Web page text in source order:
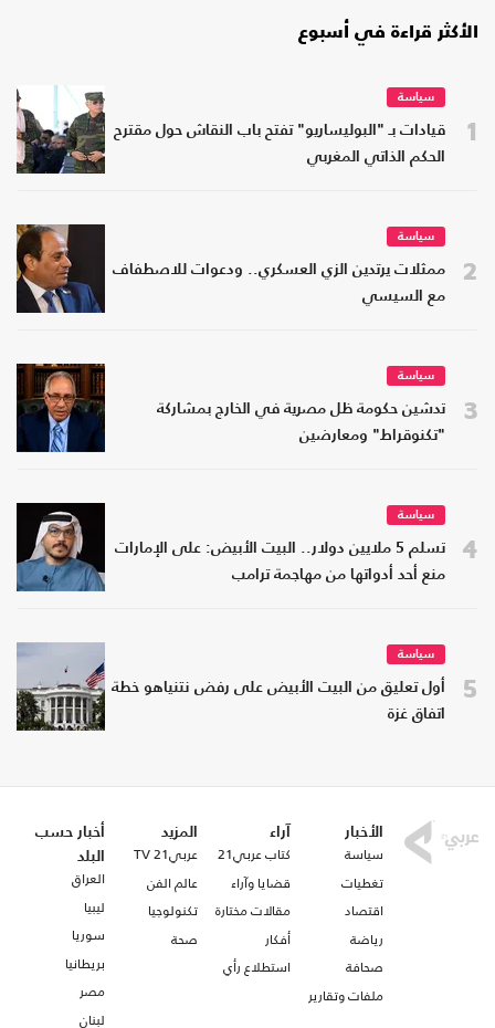
الأكثر قراءة في أسبوع
1
سياسة
قيادات بـ "البوليساريو" تفتح باب النقاش حول مقترح
الحكم الذاتي المغربي
2
سياسة
ممثلات يرتدين الزي العسكري.. ودعوات للاصطفاف
مع السيسي
3
سياسة
تدشين حكومة ظل مصرية في الخارج بمشاركة
"تكنوقراط" ومعارضين
4
سياسة
تسلم 5 ملايين دولار.. البيت الأبيض: على الإمارات
منع أحد أدواتها من مهاجمة ترامب
5
سياسة
أول تعليق من البيت الأبيض على رفض نتنياهو خطة
اتفاق غزة
الأخبار
سياسة
تغطيات
اقتصاد
رياضة
صحافة
ملفات وتقارير
آراء
كتاب عربي21
قضايا وآراء
مقالات مختارة
أفكار
استطلاع رأي
المزيد
عربي21 TV
عالم الفن
تكنولوجيا
صحة
أخبار حسب
البلد
العراق
ليبيا
سوريا
بريطانيا
مصر
لبنان